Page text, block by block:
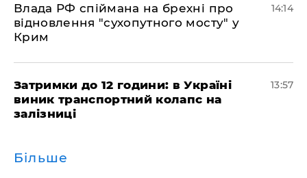
Влада РФ спіймана на брехні про
відновлення "сухопутного мосту" у
Крим
14:14
Затримки до 12 години: в Україні
виник транспортний колапс на
залізниці
13:57
Більше